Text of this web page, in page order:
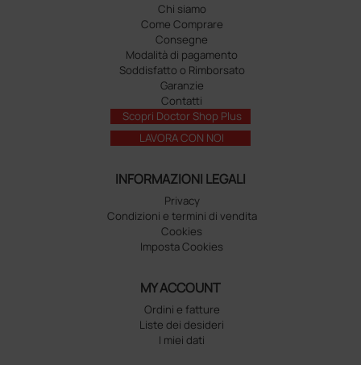
Chi siamo
Come Comprare
Consegne
Modalità di pagamento
Soddisfatto o Rimborsato
Garanzie
Contatti
Scopri Doctor Shop Plus
LAVORA CON NOI
INFORMAZIONI LEGALI
Privacy
Condizioni e termini di vendita
Cookies
Imposta Cookies
MY ACCOUNT
Ordini e fatture
Liste dei desideri
I miei dati